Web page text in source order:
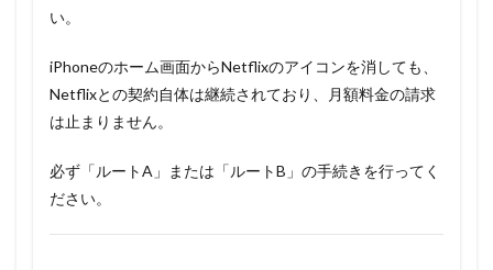
い。
iPhoneのホーム画面からNetflixのアイコンを消しても、
Netflixとの契約自体は継続されており、月額料金の請求
は止まりません。
必ず「ルートA」または「ルートB」の手続きを行ってく
ださい。